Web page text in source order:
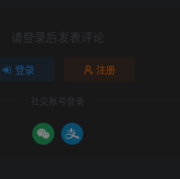
请登录后发表评论
登录 注册
社交账号登录